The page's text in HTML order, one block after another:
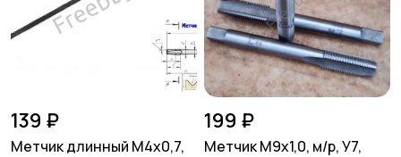
139 ₽
Метчик длинный М4х0,7,
199 ₽
Метчик М9х1,0, м/р, У7,